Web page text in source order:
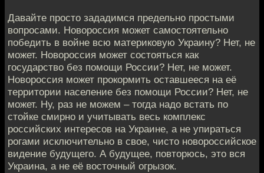
Давайте просто зададимся предельно простыми
вопросами. Новороссия может самостоятельно
победить в войне всю материковую Украину? Нет, не
может. Новороссия может состояться как
государство без помощи России? Нет, не может.
Новороссия может прокормить оставшееся на её
территории население без помощи России? Нет, не
может. Ну, раз не можем – тогда надо встать по
стойке смирно и учитывать весь комплекс
российских интересов на Украине, а не упираться
рогами исключительно в свое, чисто новороссийское
видение будущего. А будущее, повторюсь, это вся
Украина, а не её восточный огрызок.